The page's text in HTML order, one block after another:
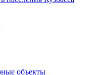
объекты